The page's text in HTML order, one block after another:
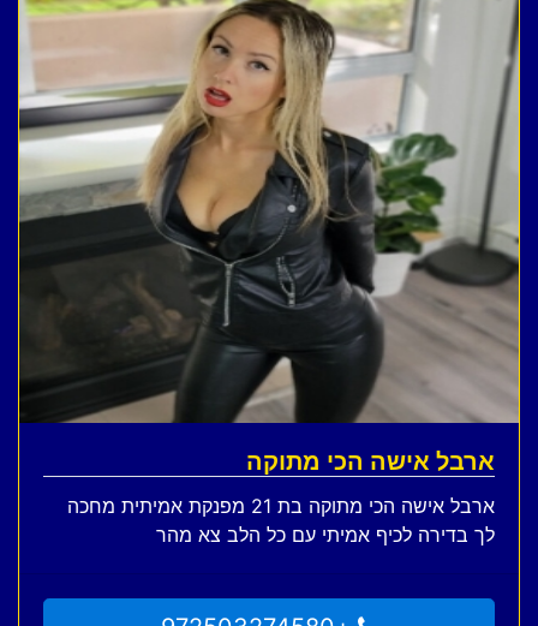
ארבל אישה הכי מתוקה
ארבל אישה הכי מתוקה בת 21 מפנקת אמיתית מחכה
לך בדירה לכיף אמיתי עם כל הלב צא מהר